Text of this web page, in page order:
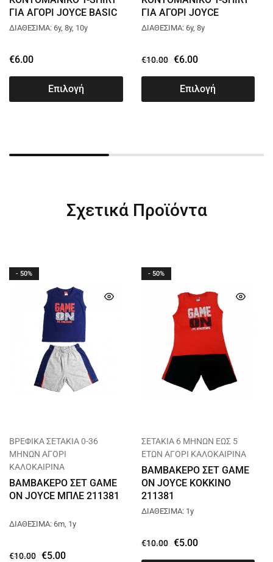
ΓΙΑ ΑΓΟΡΙ JOYCE BASIC
ΜΑΥΡΟ 2464951
ΔΙΑΘΕΣΙΜΑ: 6y, 8y, 10y
€6.00
Επιλογή
ΓΙΑ ΑΓΟΡΙ JOYCE
FOREVER ΜΑΥΡΟ
ΔΙΑΘΕΣΙΜΑ: 6y, 8y
€10.00 €6.00
Επιλογή
Σχετικά Προϊόντα
- 50%
ΒΡΕΦΙΚΑ ΣΕΤΑΚΙΑ 0-36
ΜΗΝΩΝ ΑΓΟΡΙ
ΚΑΛΟΚΑΙΡΙΝΑ
ΒΑΜΒΑΚΕΡΟ ΣΕΤ GAME
ON JOYCE ΜΠΛΕ 211381
ΔΙΑΘΕΣΙΜΑ: 6m, 1y
€10.00 €5.00
- 50%
ΣΕΤΑΚΙΑ 6 ΜΗΝΩΝ ΕΩΣ 5
ΕΤΩΝ ΑΓΟΡΙ ΚΑΛΟΚΑΙΡΙΝΑ
ΒΑΜΒΑΚΕΡΟ ΣΕΤ GAME
ON JOYCE ΚΟΚΚΙΝΟ
211381
ΔΙΑΘΕΣΙΜΑ: 1y
€10.00 €5.00